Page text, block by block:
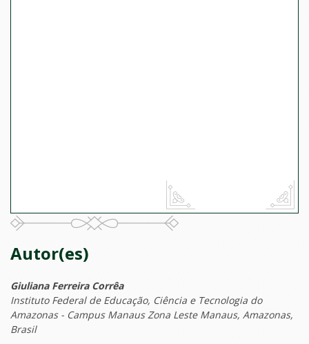
Autor(es)
Giuliana Ferreira Corrêa
Instituto Federal de Educação, Ciência e Tecnologia do
Amazonas - Campus Manaus Zona Leste Manaus, Amazonas,
Brasil